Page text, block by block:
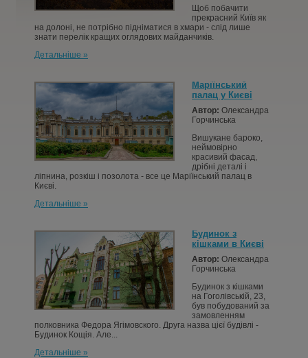
КОНТАКТИ
УВІЙТИ
РЕЄСТРАЦІЯ
Щоб побачити
прекрасний Київ як
на долоні, не потрібно підніматися в хмари - слід лише
знати перелік кращих оглядових майданчиків.
Детальніше »
Маріїнський
палац у Києві
Автор: Олександра
Горчинська
Вишукане бароко,
неймовірно
красивий фасад,
дрібні деталі і
ліпнина, розкіш і позолота - все це Маріїнський палац в
Києві.
Детальніше »
Будинок з
кішками в Києві
Автор: Олександра
Горчинська
Будинок з кішками
на Гоголівській, 23,
був побудований за
замовленням
полковника Федора Ягімовского. Друга назва цієї будівлі -
Будинок Кощія. Але...
Детальніше »